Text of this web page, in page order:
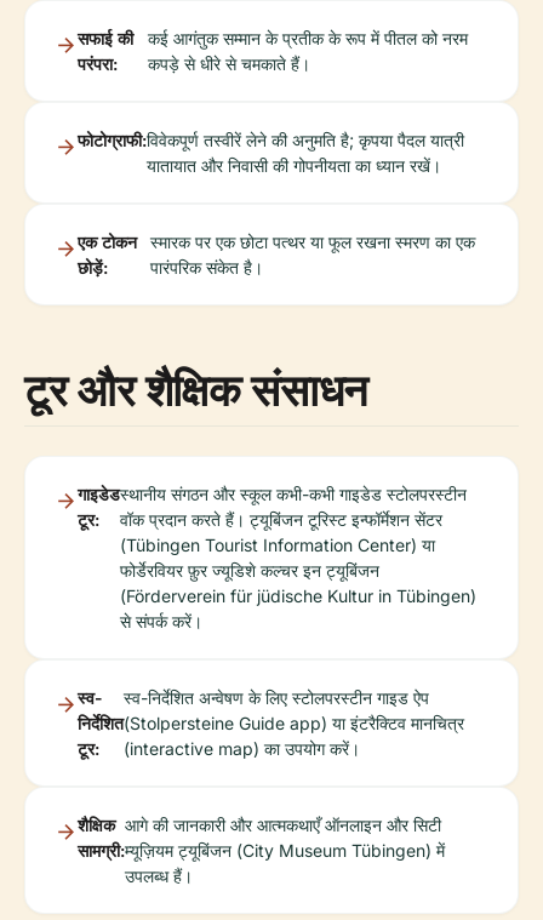
सफाई की
परंपरा:
कई आगंतुक सम्मान के प्रतीक के रूप में पीतल को नरम
कपड़े से धीरे से चमकाते हैं।
फोटोग्राफी:विवेकपूर्ण तस्वीरें लेने की अनुमति है; कृपया पैदल यात्री
यातायात और निवासी की गोपनीयता का ध्यान रखें।
एक टोकन
छोड़ें:
स्मारक पर एक छोटा पत्थर या फूल रखना स्मरण का एक
पारंपरिक संकेत है।
टूर और शैक्षिक संसाधन
गाइडेड
टूर:
स्थानीय संगठन और स्कूल कभी-कभी गाइडेड स्टोलपरस्टीन
वॉक प्रदान करते हैं। ट्यूबिंजन टूरिस्ट इन्फॉर्मेशन सेंटर
(Tübingen Tourist Information Center) या
फोर्डेरवियर फ़ुर ज्यूडिशे कल्चर इन ट्यूबिंजन
(Förderverein für jüdische Kultur in Tübingen)
से संपर्क करें।
स्व-
निर्देशित
टूर:
स्व-निर्देशित अन्वेषण के लिए स्टोलपरस्टीन गाइड ऐप
(Stolpersteine Guide app) या इंटरैक्टिव मानचित्र
(interactive map) का उपयोग करें।
शैक्षिक
सामग्री:
आगे की जानकारी और आत्मकथाएँ ऑनलाइन और सिटी
म्यूज़ियम ट्यूबिंजन (City Museum Tübingen) में
उपलब्ध हैं।